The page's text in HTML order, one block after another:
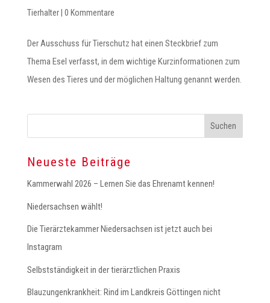
Tierhalter| 0 Kommentare
Der Ausschuss für Tierschutz hat einen Steckbrief zum
Thema Esel verfasst, in dem wichtige Kurzinformationen zum
Wesen des Tieres und der möglichen Haltung genannt werden.
Neueste Beiträge
Kammerwahl 2026 – Lernen Sie das Ehrenamt kennen!
Niedersachsen wählt!
Die Tierärztekammer Niedersachsen ist jetzt auch bei
Instagram
Selbstständigkeit in der tierärztlichen Praxis
Blauzungenkrankheit: Rind im Landkreis Göttingen nicht